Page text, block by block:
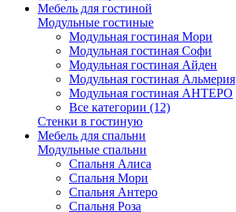
Мебель для гостиной
Модульные гостиные
Модульная гостиная Мори
Модульная гостиная Софи
Модульная гостиная Айден
Модульная гостиная Альмерия
Модульная гостиная АНТЕРО
Все категории (12)
Стенки в гостиную
Мебель для спальни
Модульные спальни
Спальня Алиса
Спальня Мори
Спальня Антеро
Спальня Роза